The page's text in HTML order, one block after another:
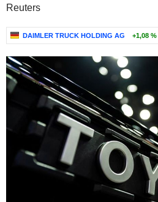
Reuters
DAIMLER TRUCK HOLDING AG +1,08 %